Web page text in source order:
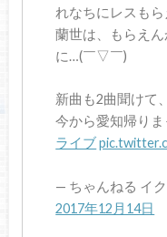
れなちにレスも
蘭世は、もらえ
に…(￣▽￣)
新曲も2曲聞けて
今から愛知帰り
ライブ
— ちゃんねる イ
2017年12月14日